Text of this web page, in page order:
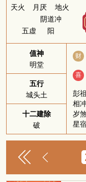
天火
月厌 地火
五虚
阴道冲
阳
值神
明堂
五行
城头土
十二建除
破
财
喜
相
岁
星